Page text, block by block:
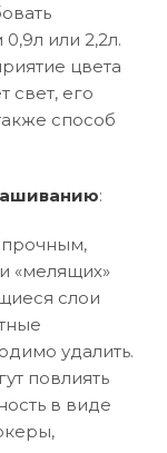
или 2,2л.
цвета
свет, его
способ
:
«мелящих»
слои
удалить.
повлиять
в виде